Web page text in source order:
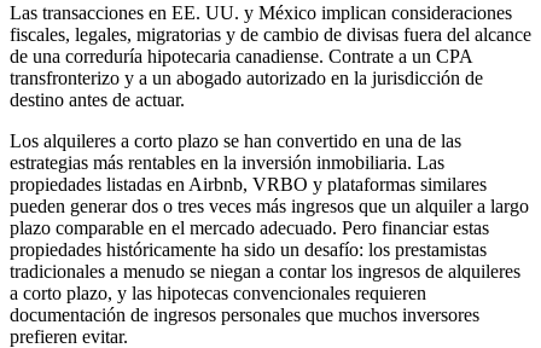
Las transacciones en EE. UU. y México implican consideraciones
fiscales, legales, migratorias y de cambio de divisas fuera del alcance
de una correduría hipotecaria canadiense. Contrate a un CPA
transfronterizo y a un abogado autorizado en la jurisdicción de
destino antes de actuar.
Los alquileres a corto plazo se han convertido en una de las
estrategias más rentables en la inversión inmobiliaria. Las
propiedades listadas en Airbnb, VRBO y plataformas similares
pueden generar dos o tres veces más ingresos que un alquiler a largo
plazo comparable en el mercado adecuado. Pero financiar estas
propiedades históricamente ha sido un desafío: los prestamistas
tradicionales a menudo se niegan a contar los ingresos de alquileres
a corto plazo, y las hipotecas convencionales requieren
documentación de ingresos personales que muchos inversores
prefieren evitar.